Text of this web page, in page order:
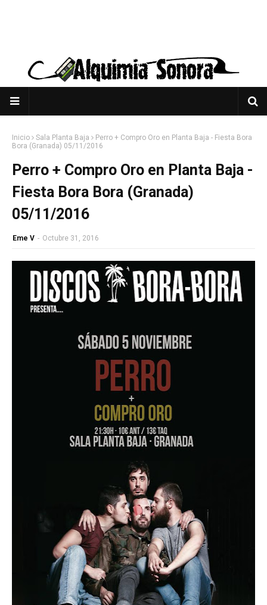
Inicio Sala Planta Baja
Perro + Compro Oro en Planta Baja - Fiesta Bora
Bora (Granada) 05/11/2016
Perro + Compro Oro en Planta Baja -
Fiesta Bora Bora (Granada)
05/11/2016
Eme V - Octubre 31, 2016